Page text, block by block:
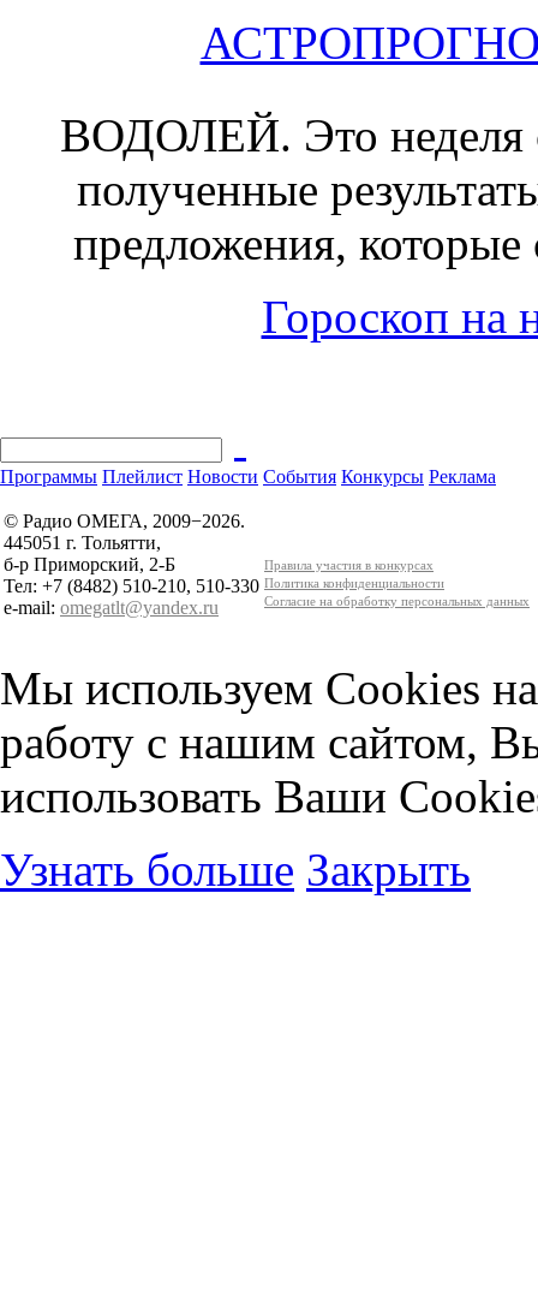
ВОДОЛЕЙ. Это
полученные
предложения, которые
Гороскоп на
Программы Плейлист Новости События Конкурсы Реклама
© Радио ОМЕГА, 2009−2026.
445051 г. Тольятти,
б-р Приморский, 2-Б
Тел: +7 (8482) 510-210, 510-330
e-mail: omegatlt@yandex.ru
Правила участия в конкурсах
Политика конфиденциальности
Согласие на обработку персональных данных
Мы используем Cookies
работу с нашим сайтом,
использовать Ваши
Узнать больше Закрыть